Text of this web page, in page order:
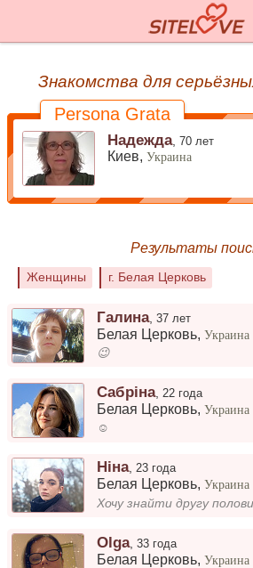
Знакомства для
Persona Grata
Надежда,70 лет
Киев,Украина
Результаты
Женщины г. Белая Церковь
Галина,37 лет
Белая Церковь,Украина
😉
Сабріна, 22 года
Белая Церковь,Украина
☺️
Ніна,23 года
Белая Церковь,Украина
Хочу знайти другу
Olga,33 года
Белая Церковь,Украина